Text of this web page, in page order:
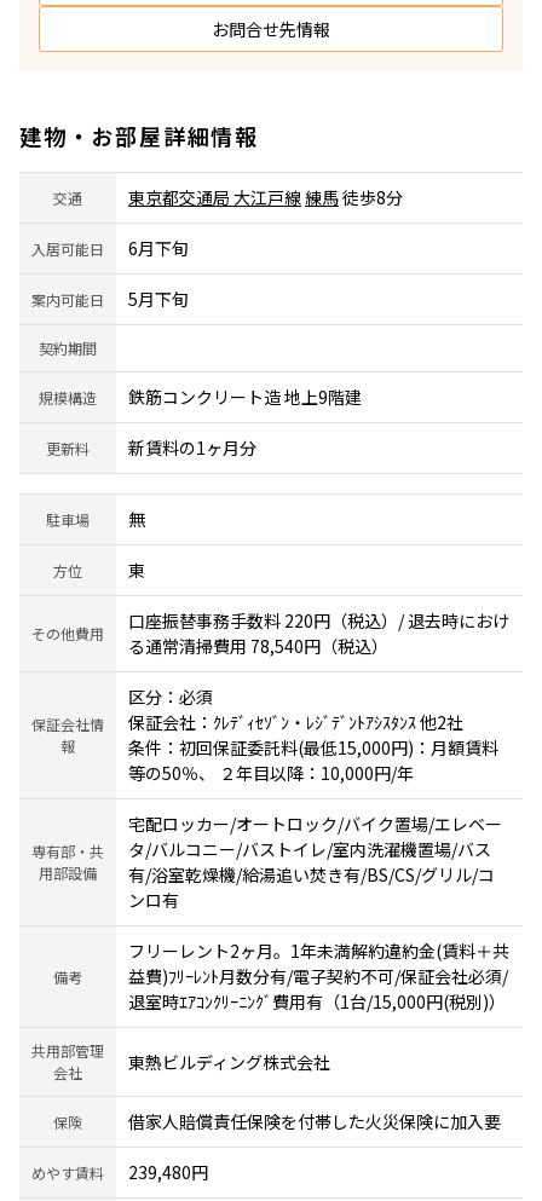
お問合せ先情報
建物・お部屋詳細情報
交通 東京都交通局 大江戸線練馬徒歩8分
入居可能日 6月下旬
案内可能日 5月下旬
契約期間
規模構造 鉄筋コンクリート造 地上9階建
更新料 新賃料の1ヶ月分
駐車場 無
方位 東
その他費用
口座振替事務手数料 220円（税込）/ 退去時におけ
る通常清掃費用 78,540円（税込）
保証会社情
報
区分：必須
保証会社：ｸﾚﾃﾞｨｾｿﾞﾝ・ﾚｼﾞﾃﾞﾝﾄｱｼｽﾀﾝｽ 他2社
条件：初回保証委託料(最低15,000円)：月額賃料
等の50％、 ２年目以降：10,000円/年
専有部・共
用部設備
宅配ロッカー/オートロック/バイク置場/エレベー
タ/バルコニー/バストイレ/室内洗濯機置場/バス
有/浴室乾燥機/給湯追い焚き有/BS/CS/グリル/コ
ンロ有
備考
フリーレント2ヶ月。1年未満解約違約金(賃料＋共
益費)ﾌﾘｰﾚﾝﾄ月数分有/電子契約不可/保証会社必須/
退室時ｴｱｺﾝｸﾘｰﾆﾝｸﾞ費用有（1台/15,000円(税別)）
共用部管理
会社
東熱ビルディング株式会社
保険 借家人賠償責任保険を付帯した火災保険に加入要
めやす賃料 239,480円